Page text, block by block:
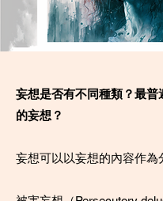
妄想是否有不同種類？最普
的妄想？
妄想可以以妄想的內容作為